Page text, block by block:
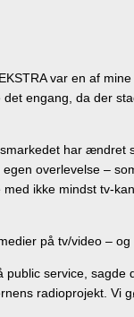
var en af
engang, da der
har
overlevelse –
ikke mindst tv-
på tv/video –
public service,
radioprojekt. Vi